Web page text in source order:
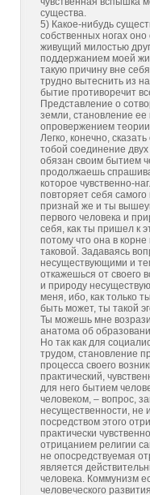
существа.
5) Какое-нибудь
собственных ногах
живущий милостью
поддержанием моей
такую причину вне
трудно вытеснить из
бытие противоречит
Представление о
земли, становление ее
опровержением
Легко, конечно,
тобой соединение
обязан своим бытием
продолжаешь
которое чувственно-
повторяет себя
признай же и ты
первого человека и
себя, как ты пришел к
потому что она в
таковой. Задаваясь
несуществующими и
откажешься от своего
и природу
меня, ибо, как только
быть может, ты такой
Ты можешь мне
анатома об
Но так как для
трудом, становление
процесса своего
практический,
для него бытием
человеком, – вопрос,
несущественности, не
посредством этого
практически
отрицанием религии
не опосредствуемая
является
человека. Коммунизм
человеческого